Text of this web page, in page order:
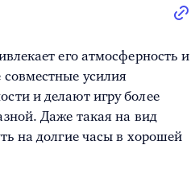
его атмосферность и
усилия
и делают игру более
Даже такая на вид
на долгие часы в хорошей